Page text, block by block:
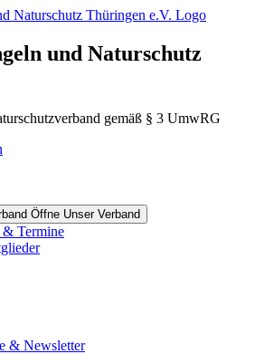
und Naturschutz
gemäß § 3 UmwRG
Öffne Unser Verband
Termine
& Newsletter